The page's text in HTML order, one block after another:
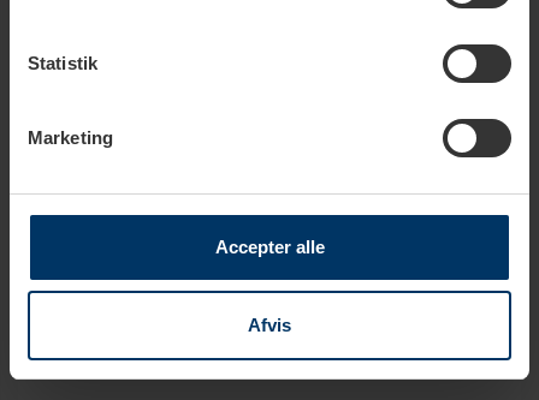
Statistik
Marketing
Accepter alle
Afvis